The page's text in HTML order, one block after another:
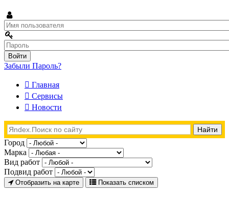
Забыли Пароль?
Главная
Сервисы
Новости
Город
Марка
Вид работ
Подвид работ
Отобразить на карте Показать списком